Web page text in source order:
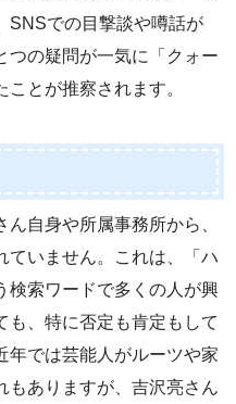
SNSでの目撃談や噂話が
つの疑問が一気に「クォー
とが推察されます。
自身や所属事務所から、
ていません。これは、「ハ
検索ワードで多くの人が興
も、特に否定も肯定もして
年では芸能人がルーツや家
もありますが、吉沢亮さん